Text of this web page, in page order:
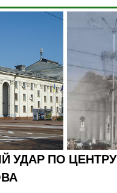
УДАР ПО ЦЕНТРУ